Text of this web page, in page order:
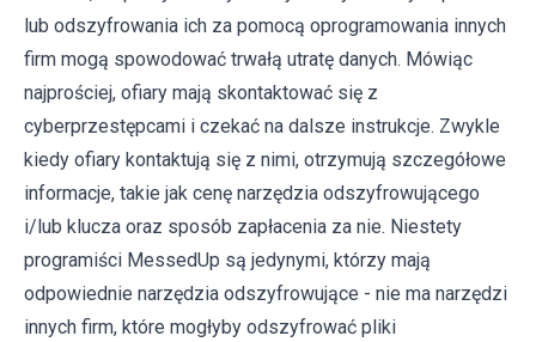
lub odszyfrowania ich za pomocą oprogramowania innych
firm mogą spowodować trwałą utratę danych. Mówiąc
najprościej, ofiary mają skontaktować się z
cyberprzestępcami i czekać na dalsze instrukcje. Zwykle
kiedy ofiary kontaktują się z nimi, otrzymują szczegółowe
informacje, takie jak cenę narzędzia odszyfrowującego
i/lub klucza oraz sposób zapłacenia za nie. Niestety
programiści MessedUp są jedynymi, którzy mają
odpowiednie narzędzia odszyfrowujące - nie ma narzędzi
innych firm, które mogłyby odszyfrować pliki